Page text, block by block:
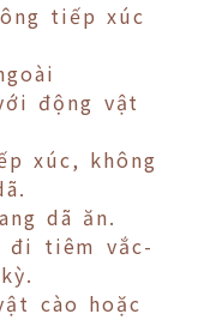
tiếp xúc
động vật
xúc, không
dã ăn.
đi tiêm vắc-
cào hoặc